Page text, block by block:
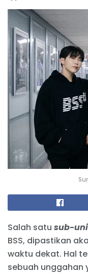
Salah satu sub-
BSS, dipastikan
waktu dekat. Hal
sebuah unggahan